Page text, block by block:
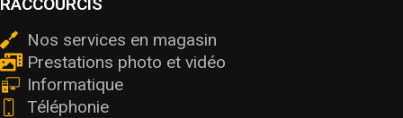
Nos services en magasin
Prestations photo et vidéo
Informatique
Téléphonie